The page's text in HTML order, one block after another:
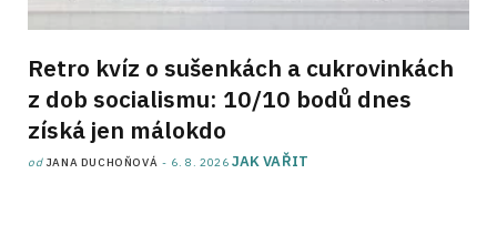
Retro kvíz o sušenkách a cukrovinkách
z dob socialismu: 10/10 bodů dnes
získá jen málokdo
od JANA DUCHOŇOVÁ 6. 8. 2026 JAK VAŘIT